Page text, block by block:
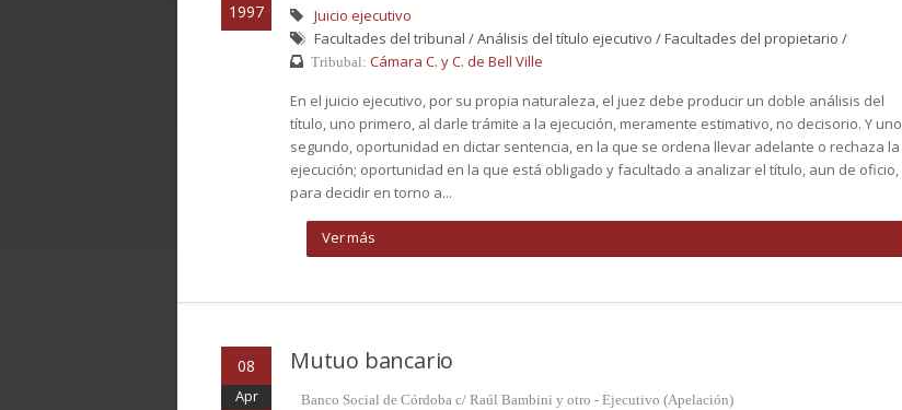
1997
Juicio ejecutivo
Facultades del tribunal / Análisis del título ejecutivo / Facultades del propietario /
Tribubal: Cámara C. y C. de Bell Ville
En el juicio ejecutivo, por su propia naturaleza, el juez debe producir un doble análisis del
título, uno primero, al darle trámite a la ejecución, meramente estimativo, no decisorio. Y uno
segundo, oportunidad en dictar sentencia, en la que se ordena llevar adelante o rechaza la
ejecución; oportunidad en la que está obligado y facultado a analizar el título, aun de oficio,
para decidir en torno a...
Ver más
08
Apr
Mutuo bancario
Banco Social de Córdoba c/ Raúl Bambini y otro - Ejecutivo (Apelación)